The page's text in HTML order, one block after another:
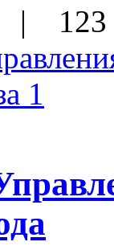
| 123